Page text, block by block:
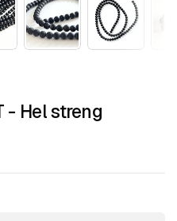
- Hel streng